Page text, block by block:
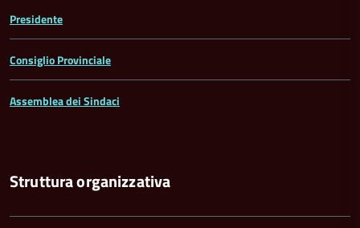
Presidente
Consiglio Provinciale
Assemblea dei Sindaci
Struttura organizzativa